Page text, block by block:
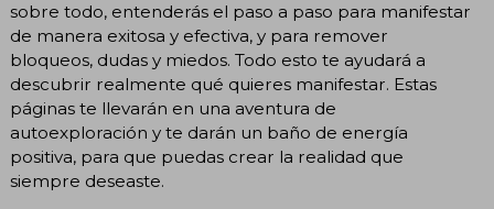
sobre todo, entenderás el paso a paso para manifestar
de manera exitosa y efectiva, y para remover
bloqueos, dudas y miedos. Todo esto te ayudará a
descubrir realmente qué quieres manifestar. Estas
páginas te llevarán en una aventura de
autoexploración y te darán un baño de energía
positiva, para que puedas crear la realidad que
siempre deseaste.